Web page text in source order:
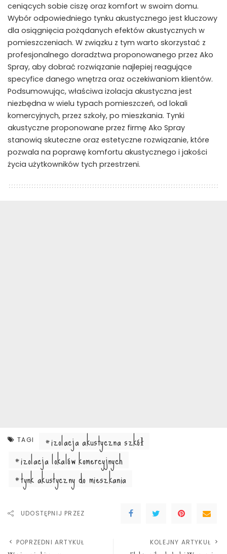
ceniących sobie ciszę oraz komfort w swoim domu.
Wybór odpowiedniego tynku akustycznego jest kluczowy
dla osiągnięcia pożądanych efektów akustycznych w
pomieszczeniach. W związku z tym warto skorzystać z
profesjonalnego doradztwa proponowanego przez Ako
Spray, aby dobrać rozwiązanie najlepiej reagujące
specyfice danego wnętrza oraz oczekiwaniom klientów.
Podsumowując, właściwa izolacja akustyczna jest
niezbędna w wielu typach pomieszczeń, od lokali
komercyjnych, przez szkoły, po mieszkania. Tynki
akustyczne proponowane przez firmę Ako Spray
stanowią skuteczne oraz estetyczne rozwiązanie, które
pozwala na poprawę komfortu akustycznego i jakości
życia użytkowników tych przestrzeni.
TAGI
izolacja akustyczna szkół
izolacja lokalów komercyjnych
tynk akustyczny do mieszkania
UDOSTĘPNIJ PRZEZ
POPRZEDNI ARTYKUŁ KOLEJNY ARTYKUŁ